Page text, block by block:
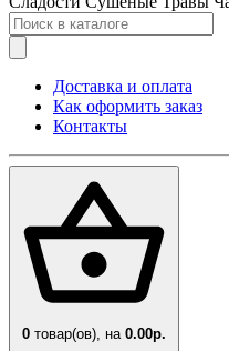
Доставка и оплата
Как оформить заказ
Контакты
0 товар(ов), на 0.00р.